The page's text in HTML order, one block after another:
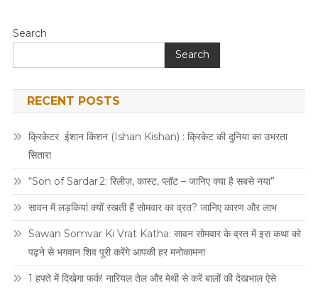
Search
Search
RECENT POSTS
क्रिकेटर ईशान किशन (Ishan Kishan) : क्रिकेट की दुनिया का उभरता
सितारा
“Son of Sardar 2: रिलीज़, कास्ट, प्लॉट – जानिए क्या है सबसे नया”
सावन में लड़कियां क्यों रखती हैं सोमवार का व्रत? जानिए कारण और लाभ
Sawan Somvar Ki Vrat Katha: सावन सोमवार के व्रत में इस कथा को
पढ़ने से भगवान शिव पूरी करेंगे आपकी हर मनोकामना
1 हफ्ते में दिखेगा फर्क! नारियल तेल और मेथी से करें बालों की देखभाल ऐसे